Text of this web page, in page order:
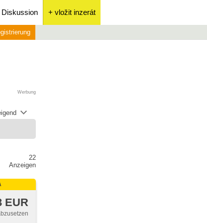
Diskussion + vložit inzerát
Werbung
22
Anzeigen
EUR